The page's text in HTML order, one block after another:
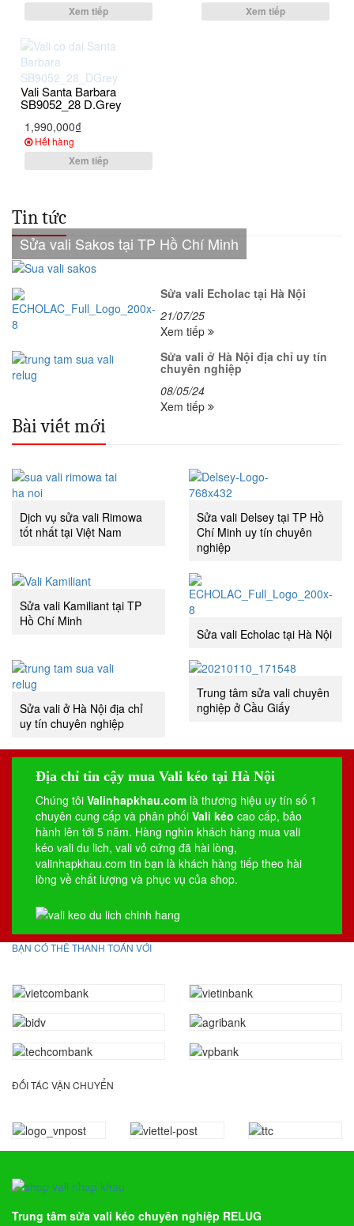
Xem tiếp Xem tiếp
Vali Santa Barbara
SB9052_28 D.Grey
1,990,000₫
Hết hàng
Xem tiếp
Tin tức
Sửa vali Sakos tại TP Hồ Chí Minh
Sửa vali Echolac tại Hà Nội
21/07/25
Xem tiếp
Sửa vali ở Hà Nội địa chỉ uy tín
chuyên nghiệp
08/05/24
Xem tiếp
Bài viết mới
Dịch vụ sửa vali Rimowa
tốt nhất tại Việt Nam
Sửa vali Delsey tại TP Hồ
Chí Minh uy tín chuyên
nghiệp
Sửa vali Kamiliant tại TP
Hồ Chí Minh
Sửa vali Echolac tại Hà Nội
Sửa vali ở Hà Nội địa chỉ
uy tín chuyên nghiệp
Trung tâm sửa vali chuyên
nghiệp ở Cầu Giấy
Địa chỉ tin cậy mua Vali kéo tại Hà Nội
Chúng tôi Valinhapkhau.com là thương hiệu uy tín số 1
chuyên cung cấp và phân phối Vali kéo cao cấp, bảo
hành lên tới 5 năm. Hàng nghìn khách hàng mua vali
kéo vali du lich, vali vỏ cứng đã hài lòng,
valinhapkhau.com tin bạn là khách hàng tiếp theo hài
lòng về chất lượng và phục vụ của shop.
BẠN CÓ THỂ THANH TOÁN VỚI
ĐỐI TÁC VẬN CHUYỂN
Trung tâm sửa vali kéo chuyên nghiệp RELUG